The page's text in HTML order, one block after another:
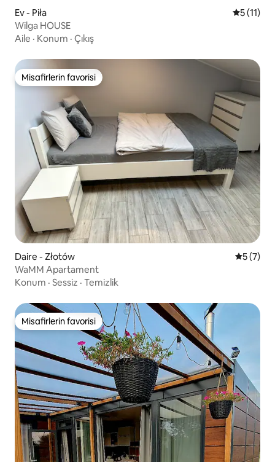
Ev - Piła 55 (11)
Wilga HOUSE
Aile · Konum · Çıkış
Misafirlerin favorisi
Misafirlerin favorisi
Daire - Złotów 55 (7)
WaMM Apartament
Konum · Sessiz · Temizlik
Misafirlerin favorisi
Misafirlerin favorisi